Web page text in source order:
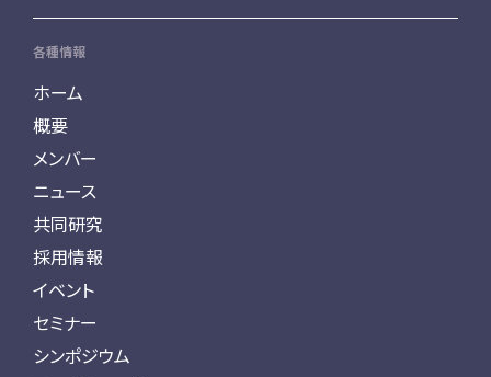
各種情報
ホーム
概要
メンバー
ニュース
共同研究
採用情報
イベント
セミナー
シンポジウム